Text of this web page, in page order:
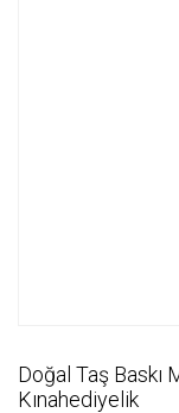
Doğal Taş Baskı
Kınahediyelik